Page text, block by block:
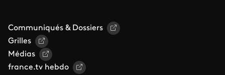
Communiqués & Dossiers
Grilles
Médias
france.tv hebdo